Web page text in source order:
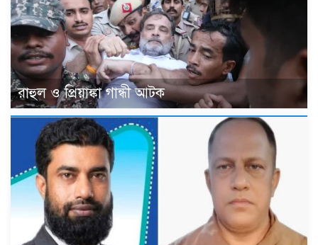
রাহুল ও প্রিয়াঙ্কা গান্ধী আটক